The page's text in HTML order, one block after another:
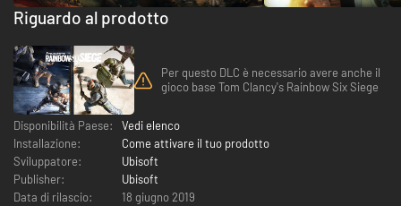
Riguardo al prodotto
Per questo DLC è necessario avere anche il
gioco base Tom Clancy's Rainbow Six Siege
Disponibilità Paese:
Vedi elenco
Installazione:
Come attivare il tuo prodotto
Sviluppatore:
Ubisoft
Publisher:
Ubisoft
Data di rilascio:
18 giugno 2019